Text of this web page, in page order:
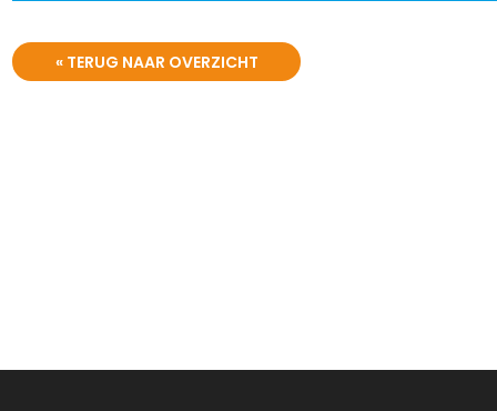
« TERUG NAAR OVERZICHT